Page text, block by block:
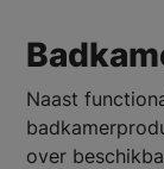
Naast
over